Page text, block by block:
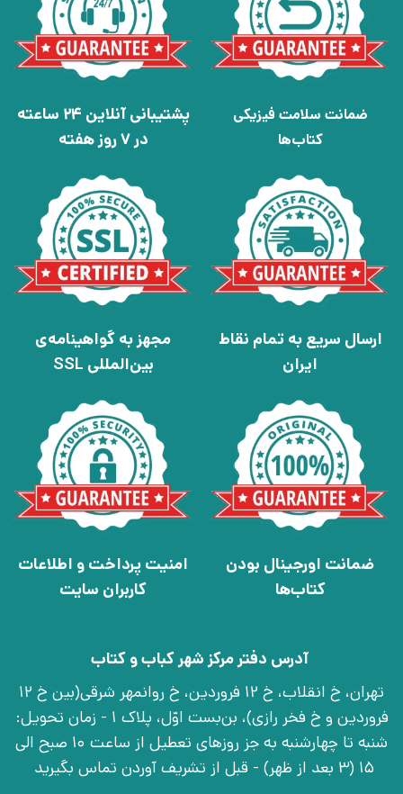
ضمانت سلامت فیزیکی
کتاب‌ها
پشتیبانی آنلاین 24 ساعته
در 7 روز هفته
ارسال سریع به تمام نقاط
ایران
مجهز به گواهینامه‌ی
بین‌المللی SSL
ضمانت اورجینال بودن
کتاب‌ها
امنیت پرداخت و اطلاعات
کاربران سایت
آدرس دفتر مرکز شهر کباب و کتاب
تهران، خ انقلاب، خ 12 فروردین، خ روانمهر شرقی(بین خ 12
فروردین و خ فخر رازی)، بن‌بست اوّل، پلاک 1 - زمان تحویل:
شنبه تا چهارشنبه به جز روزهای تعطیل از ساعت 10 صبح الی
15 (3 بعد از ظهر) - قبل از تشریف آوردن تماس بگیرید